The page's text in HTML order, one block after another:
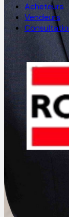
Acheteurs
Vendeurs